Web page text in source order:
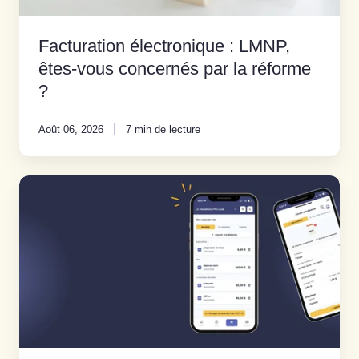
Facturation électronique : LMNP,
êtes-vous concernés par la réforme
?
Août 06, 2026 7 min de lecture
Application